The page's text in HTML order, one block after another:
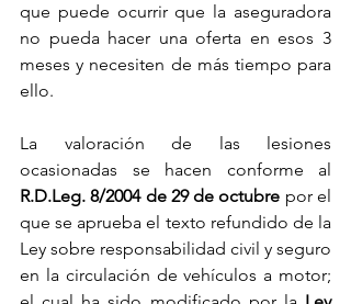
que puede ocurrir que la aseguradora
no pueda hacer una oferta en esos 3
meses y necesiten de más tiempo para
ello.
La valoración de las lesiones
R.D.Leg. 8/2004 de 29 de octubre por el
que se aprueba el texto refundido de la
Ley sobre responsabilidad civil y seguro
en la circulación de vehículos a motor;